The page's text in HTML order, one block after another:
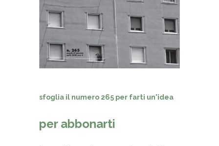
sfoglia il numero 265 per farti un'idea
per abbonarti